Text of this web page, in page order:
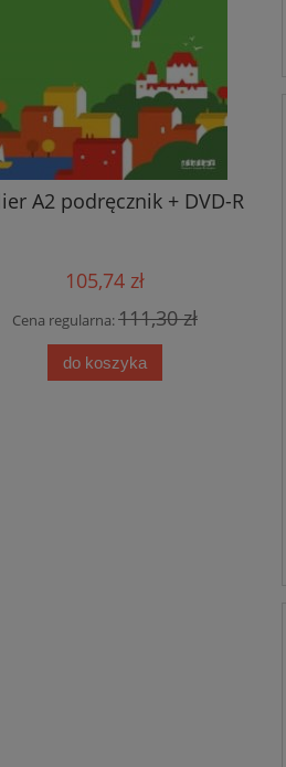
A2 podręcznik + DVD-R
105,74 zł
Cena regularna:111,30 zł
do koszyka